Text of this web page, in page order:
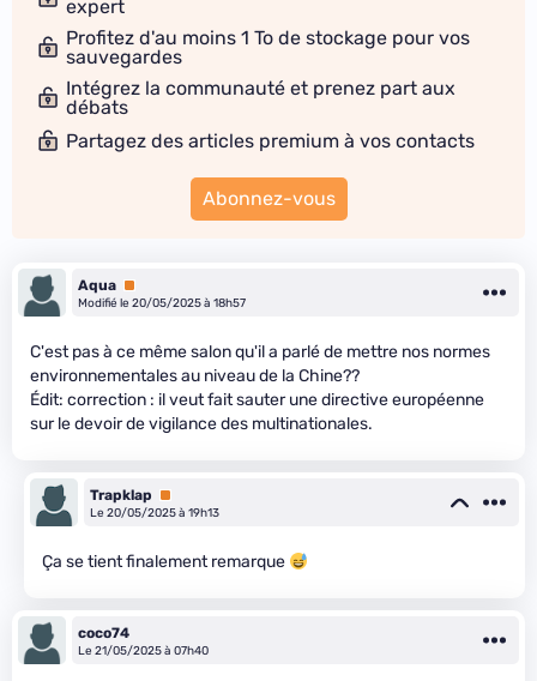
expert
Profitez d'au moins 1 To de stockage pour vos
sauvegardes
Intégrez la communauté et prenez part aux
débats
Partagez des articles premium à vos contacts
Abonnez-vous
Aqua Premium
Modifié le 20/05/2025 à 18h57
C'est pas à ce même salon qu'il a parlé de mettre nos normes
environnementales au niveau de la Chine??
Édit: correction : il veut fait sauter une directive européenne
sur le devoir de vigilance des multinationales.
Trapklap
Premium
Le 20/05/2025 à 19h13
Ça se tient finalement remarque
coco74
Le 21/05/2025 à 07h40